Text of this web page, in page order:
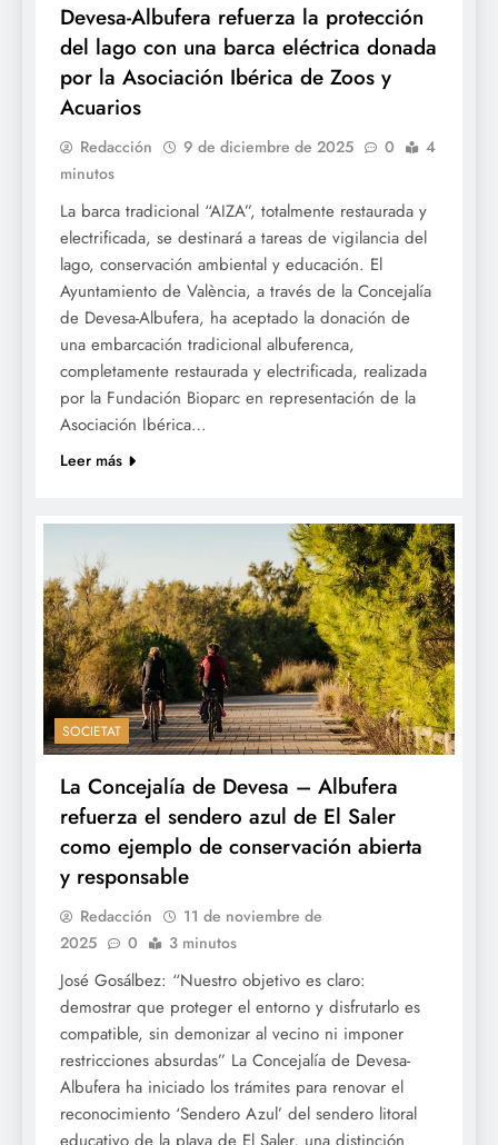
Devesa-Albufera refuerza la protección
del lago con una barca eléctrica donada
por la Asociación Ibérica de Zoos y
Acuarios
Redacción 9 de diciembre de 2025 0
4
minutos
La barca tradicional “AIZA”, totalmente restaurada y
electrificada, se destinará a tareas de vigilancia del
lago, conservación ambiental y educación. El
Ayuntamiento de València, a través de la Concejalía
de Devesa-Albufera, ha aceptado la donación de
una embarcación tradicional albuferenca,
completamente restaurada y electrificada, realizada
por la Fundación Bioparc en representación de la
Asociación Ibérica…
Leer más
SOCIETAT
La Concejalía de Devesa – Albufera
refuerza el sendero azul de El Saler
como ejemplo de conservación abierta
y responsable
Redacción
11 de noviembre de
2025
0 3 minutos
José Gosálbez: “Nuestro objetivo es claro:
demostrar que proteger el entorno y disfrutarlo es
compatible, sin demonizar al vecino ni imponer
restricciones absurdas” La Concejalía de Devesa-
Albufera ha iniciado los trámites para renovar el
reconocimiento ‘Sendero Azul’ del sendero litoral